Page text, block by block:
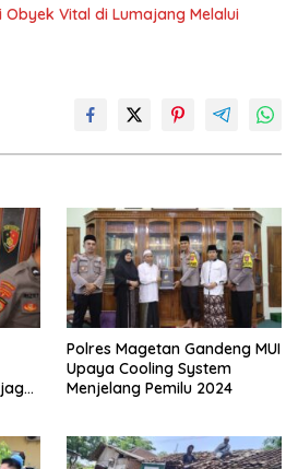
Vital di Lumajang Melalui
Polres Magetan Gandeng MUI
Upaya Cooling System
Menjelang Pemilu 2024